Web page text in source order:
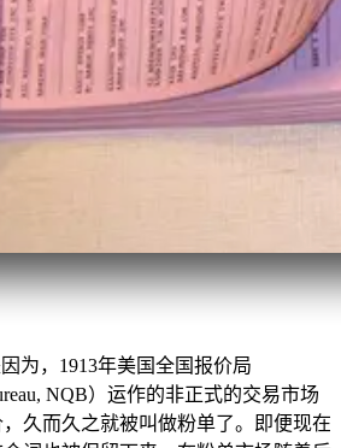
为，1913年美国全国报价局
NQB）运作的非正式的交易市场
久而久之就被叫做粉单了。即便现在